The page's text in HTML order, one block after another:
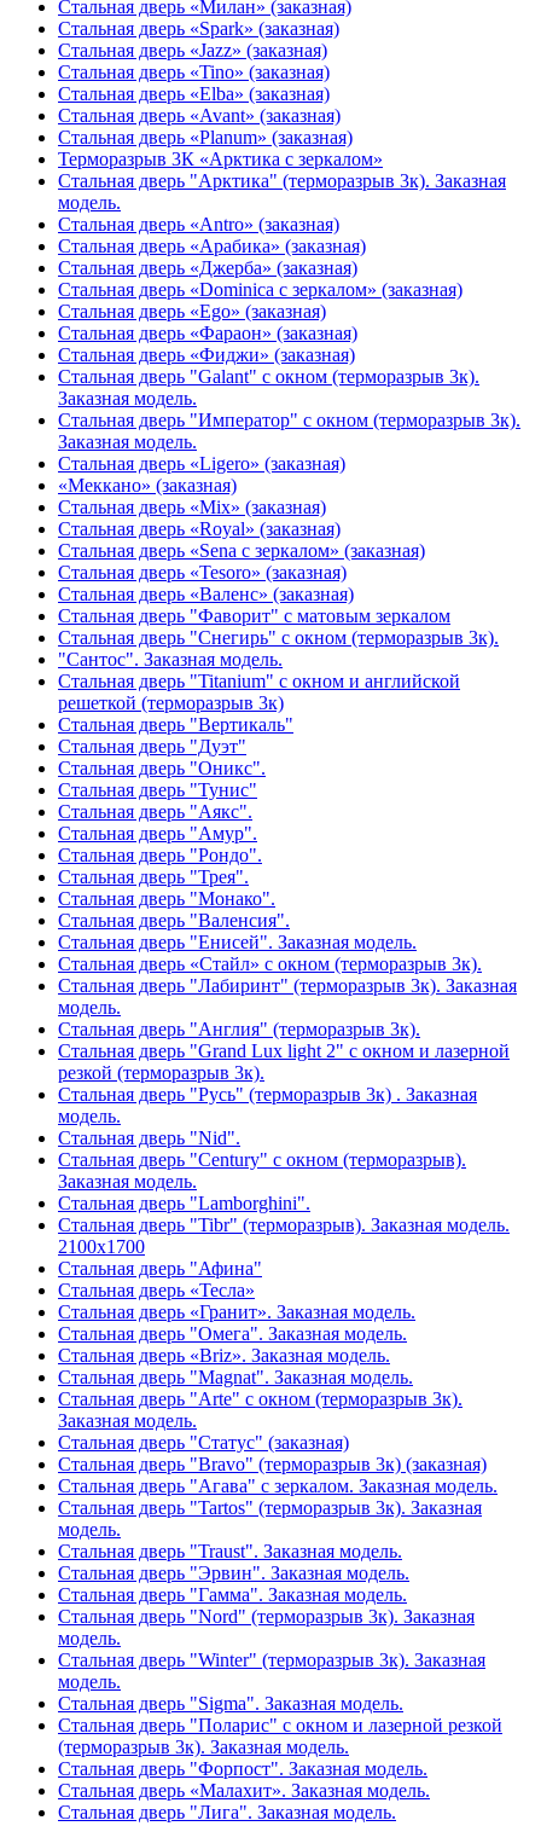
Стальная дверь «Милан» (заказная)
Стальная дверь «Spark» (заказная)
Стальная дверь «Jazz» (заказная)
Стальная дверь «Tino» (заказная)
Стальная дверь «Elba» (заказная)
Стальная дверь «Avant» (заказная)
Стальная дверь «Planum» (заказная)
Терморазрыв 3К «Арктика с зеркалом»
Стальная дверь "Арктика" (терморазрыв 3к). Заказная
модель.
Стальная дверь «Antro» (заказная)
Стальная дверь «Арабика» (заказная)
Стальная дверь «Джерба» (заказная)
Стальная дверь «Dominica с зеркалом» (заказная)
Стальная дверь «Ego» (заказная)
Стальная дверь «Фараон» (заказная)
Стальная дверь «Фиджи» (заказная)
Стальная дверь "Galant" с окном (терморазрыв 3к).
Заказная модель.
Стальная дверь "Император" с окном (терморазрыв 3к).
Заказная модель.
Стальная дверь «Ligero» (заказная)
«Меккано» (заказная)
Стальная дверь «Mix» (заказная)
Стальная дверь «Royal» (заказная)
Стальная дверь «Sena с зеркалом» (заказная)
Стальная дверь «Tesoro» (заказная)
Стальная дверь «Валенс» (заказная)
Стальная дверь "Фаворит" с матовым зеркалом
Стальная дверь "Снегирь" с окном (терморазрыв 3к).
"Сантос". Заказная модель.
Стальная дверь "Titanium" с окном и английской
решеткой (терморазрыв 3к)
Стальная дверь "Вертикаль"
Стальная дверь "Дуэт"
Стальная дверь "Оникс".
Стальная дверь "Тунис"
Стальная дверь "Аякс".
Стальная дверь "Амур".
Стальная дверь "Рондо".
Стальная дверь "Трея".
Стальная дверь "Монако".
Стальная дверь "Валенсия".
Стальная дверь "Енисей". Заказная модель.
Стальная дверь «Стайл» с окном (терморазрыв 3к).
Стальная дверь "Лабиринт" (терморазрыв 3к). Заказная
модель.
Стальная дверь "Англия" (терморазрыв 3к).
Стальная дверь "Grand Lux light 2" с окном и лазерной
резкой (терморазрыв 3к).
Стальная дверь "Русь" (терморазрыв 3к) . Заказная
модель.
Стальная дверь "Nid".
Стальная дверь "Century" с окном (терморазрыв).
Заказная модель.
Стальная дверь "Lamborghini".
Стальная дверь "Tibr" (терморазрыв). Заказная модель.
2100х1700
Стальная дверь "Афина"
Стальная дверь «Тесла»
Стальная дверь «Гранит». Заказная модель.
Стальная дверь "Омега". Заказная модель.
Стальная дверь «Briz». Заказная модель.
Стальная дверь "Magnat". Заказная модель.
Стальная дверь "Arte" с окном (терморазрыв 3к).
Заказная модель.
Стальная дверь "Статус" (заказная)
Стальная дверь "Bravo" (терморазрыв 3к) (заказная)
Стальная дверь "Агава" с зеркалом. Заказная модель.
Стальная дверь "Tartos" (терморазрыв 3к). Заказная
модель.
Стальная дверь "Traust". Заказная модель.
Стальная дверь "Эрвин". Заказная модель.
Стальная дверь "Гамма". Заказная модель.
Стальная дверь "Nord" (терморазрыв 3к). Заказная
модель.
Стальная дверь "Winter" (терморазрыв 3к). Заказная
модель.
Стальная дверь "Sigma". Заказная модель.
Стальная дверь "Поларис" с окном и лазерной резкой
(терморазрыв 3к). Заказная модель.
Стальная дверь "Форпост". Заказная модель.
Стальная дверь «Малахит». Заказная модель.
Стальная дверь "Лига". Заказная модель.